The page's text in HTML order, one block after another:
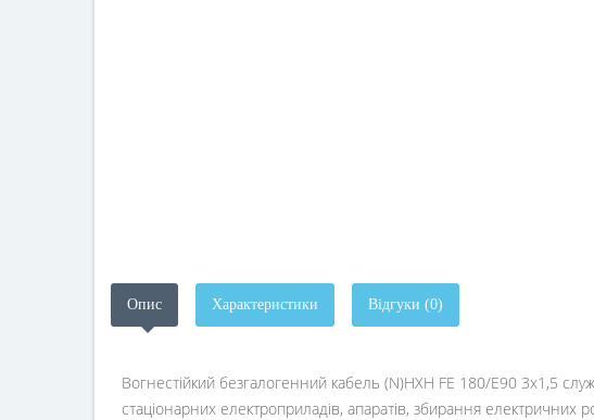
Опис Характеристики Відгуки (0)
Вогнестійкий безгалогенний кабель (N)HXH FE 180/E90 3х1,5
стаціонарних електроприладів, апаратів, збирання електричних